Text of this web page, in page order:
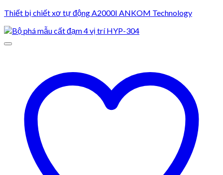
Thiết bị chiết xơ tự động A2000I ANKOM Technology